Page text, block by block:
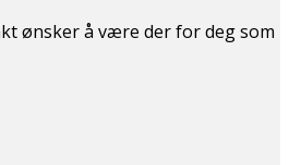
ønsker å være der for deg som